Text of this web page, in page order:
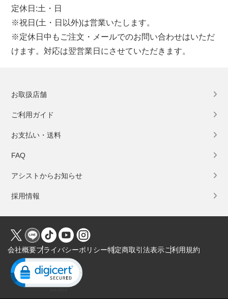
定休日:土・日
※祝日(土・日以外)は営業いたします。
※定休日中もご注文・メールでのお問い合わせはいただ
けます。対応は翌営業日にさせていただきます。
お取扱店舗
ご利用ガイド
お支払い・送料
FAQ
アシストからお知らせ
採用情報
会社概要プライバシーポリシー特定商取引法表示ご利用規約
Click to open certificate verification popup